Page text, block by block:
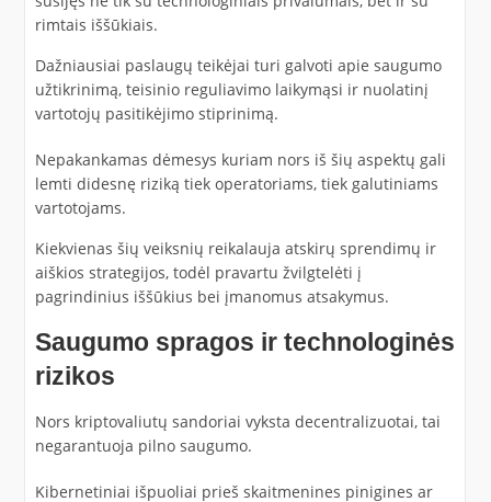
rimtais iššūkiais.
Dažniausiai paslaugų teikėjai turi galvoti apie saugumo
užtikrinimą, teisinio reguliavimo laikymąsi ir nuolatinį
vartotojų pasitikėjimo stiprinimą.
Nepakankamas dėmesys kuriam nors iš šių aspektų gali
lemti didesnę riziką tiek operatoriams, tiek galutiniams
vartotojams.
Kiekvienas šių veiksnių reikalauja atskirų sprendimų ir
aiškios strategijos, todėl pravartu žvilgtelėti į
pagrindinius iššūkius bei įmanomus atsakymus.
Saugumo spragos ir technologinės
rizikos
Nors kriptovaliutų sandoriai vyksta decentralizuotai, tai
negarantuoja pilno saugumo.
Kibernetiniai išpuoliai prieš skaitmenines pinigines ar